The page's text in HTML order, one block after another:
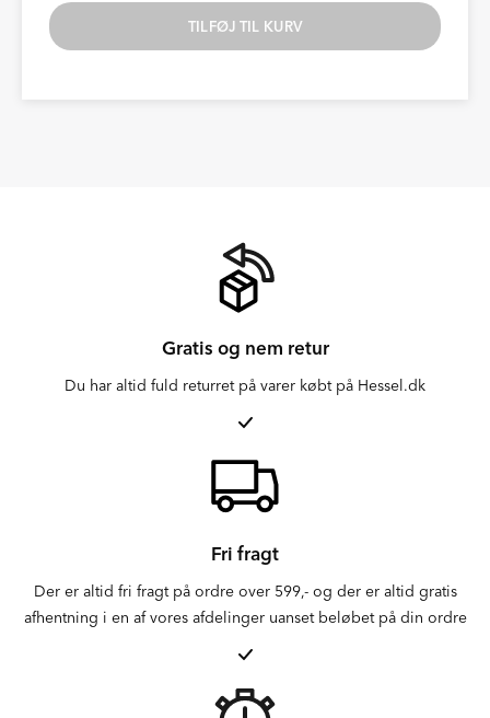
TILFØJ TIL KURV
Gratis og nem retur
Du har altid fuld returret på varer købt på Hessel.dk
Fri fragt
Der er altid fri fragt på ordre over 599,- og der er altid gratis
afhentning i en af vores afdelinger uanset beløbet på din ordre